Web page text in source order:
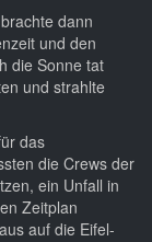
dann
und den
die Sonne tat
und strahlte
das
die Crews der
ein Unfall in
Zeitplan
auf die Eifel-